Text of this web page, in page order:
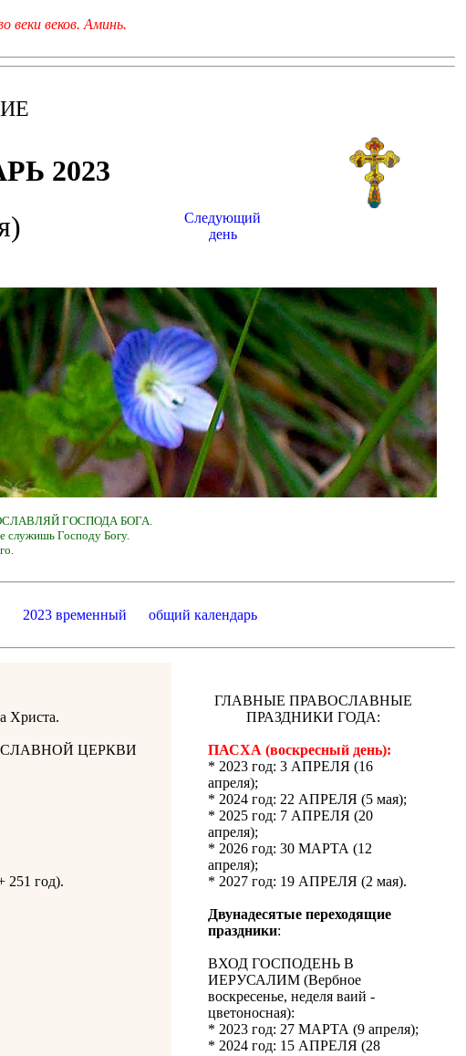
веки веков. Аминь.
2023
Следующий
день
ГОСПОДА БОГА.
служишь Господу Богу.
2023 временный общий календарь
Христа.
ЦЕРКВИ
251 год).
ГЛАВНЫЕ ПРАВОСЛАВНЫЕ
ПРАЗДНИКИ ГОДА:
ПАСХА (воскресный день):
* 2023 год: 3 АПРЕЛЯ (16
апреля);
* 2024 год: 22 АПРЕЛЯ (5 мая);
* 2025 год: 7 АПРЕЛЯ (20
апреля);
* 2026 год: 30 МАРТА (12
апреля);
* 2027 год: 19 АПРЕЛЯ (2 мая).
Двунадесятые переходящие
праздники:
ВХОД ГОСПОДЕНЬ В
ИЕРУСАЛИМ (Вербное
воскресенье, неделя ваий -
цветоносная):
* 2023 год: 27 МАРТА (9 апреля);
* 2024 год: 15 АПРЕЛЯ (28